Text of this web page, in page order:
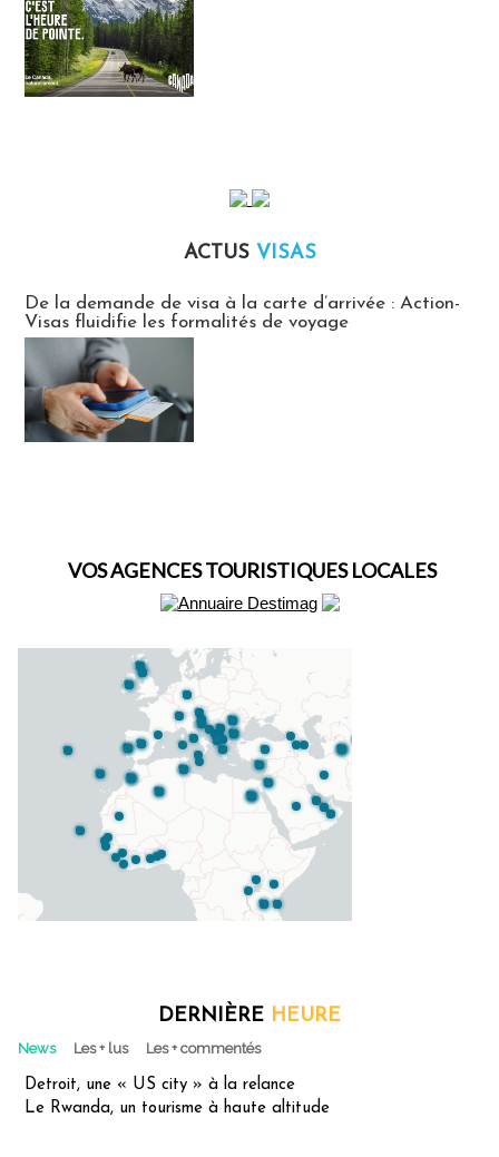
ACTUS VISAS
De la demande de visa à la carte d’arrivée : Action-
Visas fluidifie les formalités de voyage
VOS AGENCES TOURISTIQUES LOCALES
DERNIÈRE HEURE
News Les + lus Les + commentés
Detroit, une « US city » à la relance
Le Rwanda, un tourisme à haute altitude